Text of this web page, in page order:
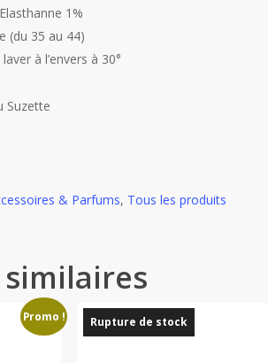
1%
(du 35 au 44)
à l’envers à 30°
Suzette
& Parfums, Tous les produits
Promo ! Rupture de stock